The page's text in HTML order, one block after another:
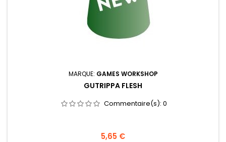
MARQUE: GAMES WORKSHOP
GUTRIPPA FLESH
Commentaire(s): 0
Prix
5,65 €